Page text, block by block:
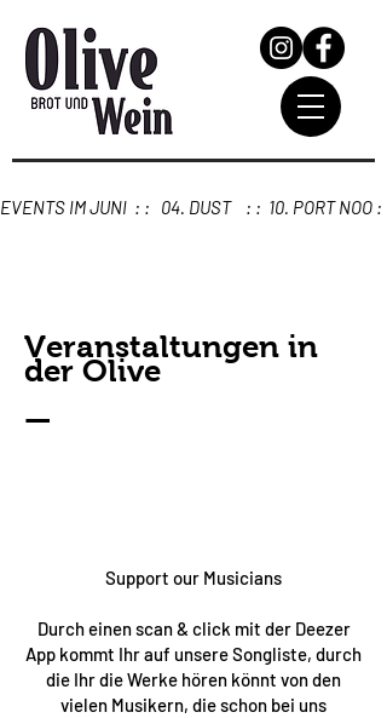
Veranstaltungen in
der Olive
—
Support our Musicians
Durch einen scan & click mit der Deezer
App kommt Ihr auf unsere Songliste, durch
die Ihr die Werke hören könnt von den
vielen Musikern, die schon bei uns